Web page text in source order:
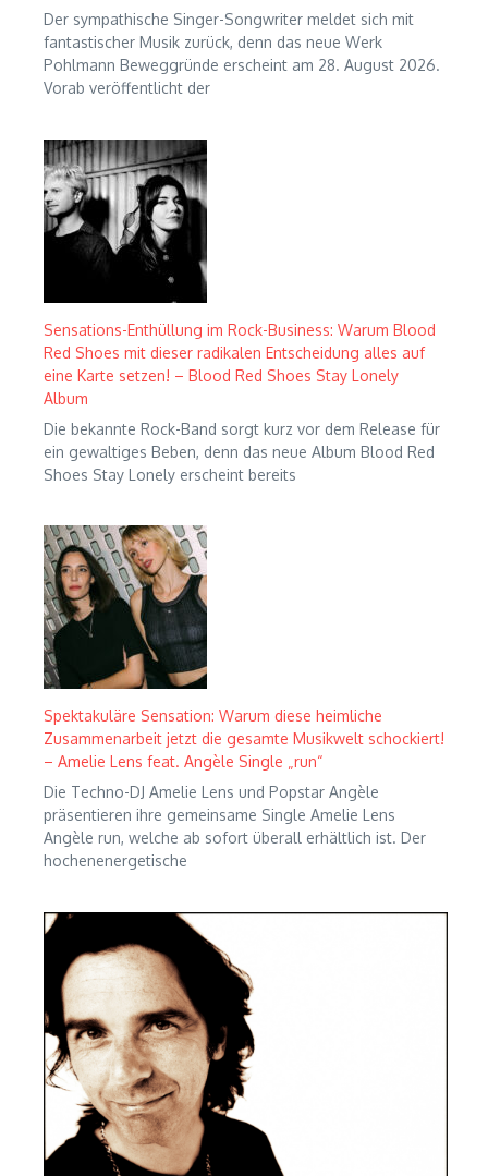
Der sympathische Singer-Songwriter meldet sich mit
fantastischer Musik zurück, denn das neue Werk
Pohlmann Beweggründe erscheint am 28. August 2026.
Vorab veröffentlicht der
Sensations-Enthüllung im Rock-Business: Warum Blood
Red Shoes mit dieser radikalen Entscheidung alles auf
eine Karte setzen! – Blood Red Shoes Stay Lonely
Album
Die bekannte Rock-Band sorgt kurz vor dem Release für
ein gewaltiges Beben, denn das neue Album Blood Red
Shoes Stay Lonely erscheint bereits
Spektakuläre Sensation: Warum diese heimliche
Zusammenarbeit jetzt die gesamte Musikwelt schockiert!
– Amelie Lens feat. Angèle Single „run“
Die Techno-DJ Amelie Lens und Popstar Angèle
präsentieren ihre gemeinsame Single Amelie Lens
Angèle run, welche ab sofort überall erhältlich ist. Der
hochenenergetische